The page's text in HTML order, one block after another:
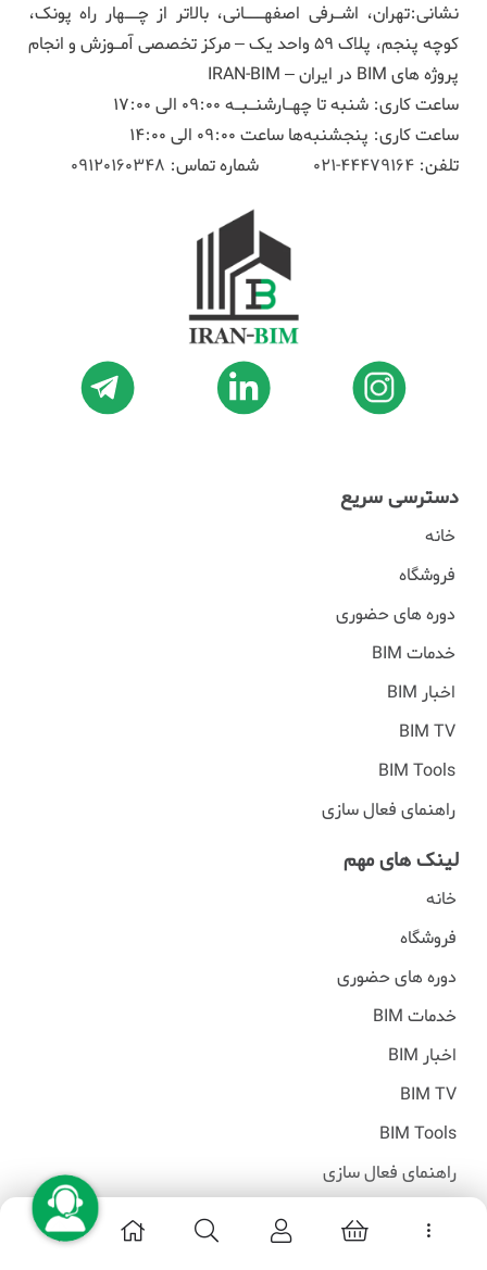
نشانی:تهران، اشـرفی اصفهـــانی، بالاتر از چــهار راه پونک،
کوچه پنجم، پلاک ۵۹ واحد یک – مرکز تخصصی آمـوزش و انجام
پروژه های BIM در ایران – IRAN-BIM
ساعت کاری: شنبه تا چهـارشنـبـه 09:00 الی 17:00
ساعت کاری: پنجشنبه‌ها ساعت 09:00 الی 14:00
تلفن: 44479164-021 شماره تماس: 09120160348
دسترسی سریع
خانه
فروشگاه
دوره های حضوری
خدمات BIM
اخبار BIM
BIM TV
BIM Tools
راهنمای فعال سازی
لینک های مهم
خانه
فروشگاه
دوره های حضوری
خدمات BIM
اخبار BIM
BIM TV
BIM Tools
راهنمای فعال سازی
تمامی حقوق مادی و معنوی این وبسایت محفوظ است